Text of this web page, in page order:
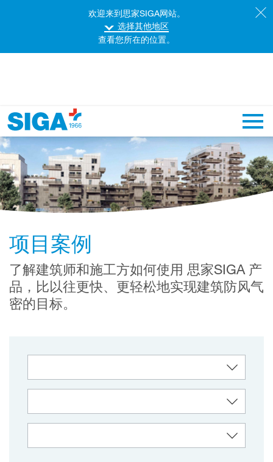
主导
项目案例
了解建筑师和施工方如何使用 思家SIGA 产
品，比以往更快、更轻松地实现建筑防风气
密的目标。
欢迎来到思家SIGA网站。
选择其他地区
查看您所在的位置。